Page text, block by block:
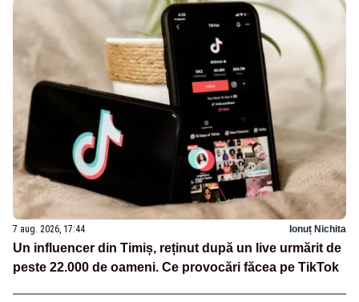
7 aug. 2026, 17:44 Ionuț Nichita
Un influencer din Timiș, reținut după un live urmărit de
peste 22.000 de oameni. Ce provocări făcea pe TikTok